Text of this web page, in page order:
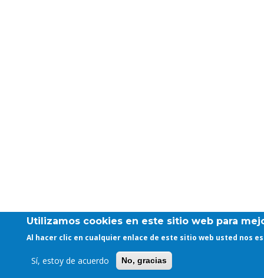
Utilizamos cookies en este sitio web para
Al hacer clic en cualquier enlace de este sitio web usted nos
Sí, estoy de acuerdo No, gracias